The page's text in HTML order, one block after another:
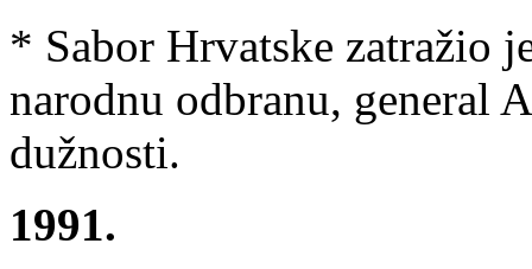
* Sabor Hrvatske zatražio
narodnu odbranu, general
dužnosti.
1991.